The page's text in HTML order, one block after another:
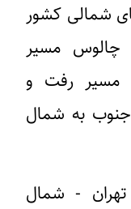
شمالی کشور
چالوس مسیر
مسیر رفت و
جنوب به شمال
تهران - شمال